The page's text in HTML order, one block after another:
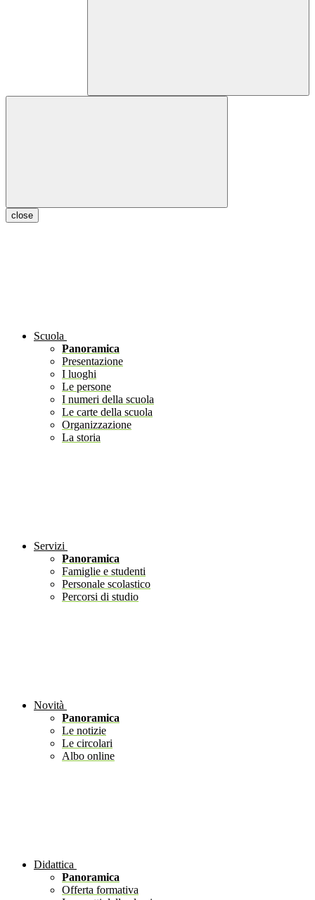
close
Scuola
Panoramica
Presentazione
I luoghi
Le persone
I numeri della scuola
Le carte della scuola
Organizzazione
La storia
Servizi
Panoramica
Famiglie e studenti
Personale scolastico
Percorsi di studio
Novità
Panoramica
Le notizie
Le circolari
Albo online
Didattica
Panoramica
Offerta formativa